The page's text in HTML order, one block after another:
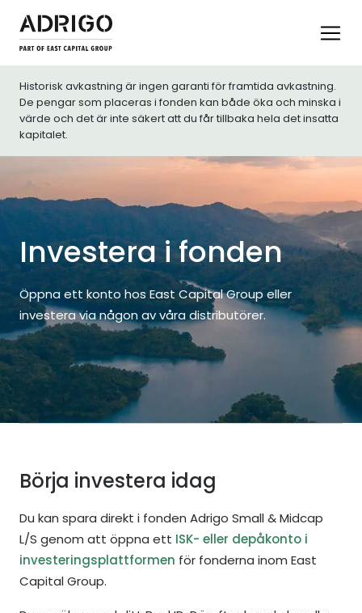
Historisk avkastning är ingen garanti för framtida avkastning.
De pengar som placeras i fonden kan både öka och minska i
värde och det är inte säkert att du får tillbaka hela det insatta
kapitalet.
Investera i fonden
Öppna ett konto hos East Capital Group eller
investera via någon av våra distributörer.
Börja investera idag
Du kan spara direkt i fonden Adrigo Small & Midcap
L/S genom att öppna ett ISK- eller depåkonto i
investeringsplattformen för fonderna inom East
Capital Group.